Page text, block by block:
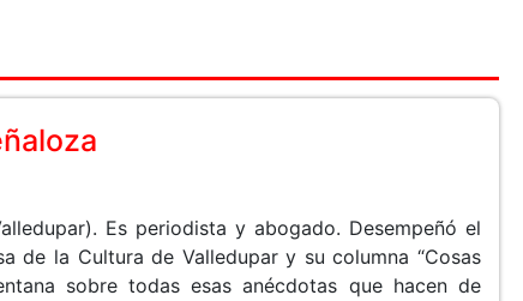
Es periodista y abogado. Desempeñó el
de la Cultura de Valledupar y su columna “Cosas
sobre todas esas anécdotas que hacen de